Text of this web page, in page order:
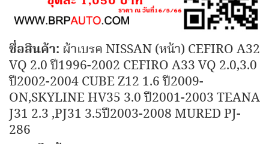
ชื่อสินค้า: ผ้าเบรค NISSAN (หน้า) CEFIRO A32
VQ 2.0 ปี1996-2002 CEFIRO A33 VQ 2.0,3.0
ปี2002-2004 CUBE Z12 1.6 ปี2009-
ON,SKYLINE HV35 3.0 ปี2001-2003 TEANA
J31 2.3 ,PJ31 3.5ปี2003-2008 MURED PJ-
286